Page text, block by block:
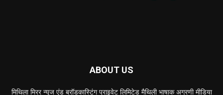
ABOUT US
मिथिला मिरर न्यूज एंड ब्रॉडकास्टिंग प्राइवेट लिमिटेड मैथिली भाषाक अग्रणी मीडिया